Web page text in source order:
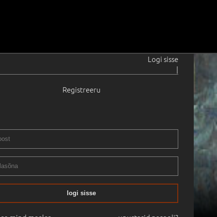
Logi sisse
|
Registreeru
logi sisse
11:27 Haus Galerii